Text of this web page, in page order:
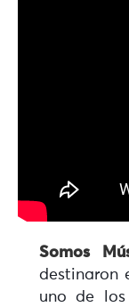
Somos
destinaron
uno de los